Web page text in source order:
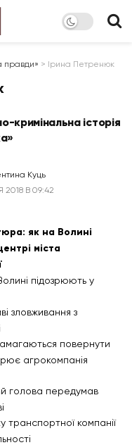
правди» > Ірина Петренюк
кримінальна історія
Куць
2018 В 09:42
як на Волині
міста
підозрюють у
зловживання з
повернути
агрокомпанія
голова передумав
транспортної компанії